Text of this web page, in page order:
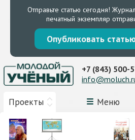
Отправьте статью сегодня!
печатный экземпляр
Опубликовать
Проекты Меню
+7 (843) 500-